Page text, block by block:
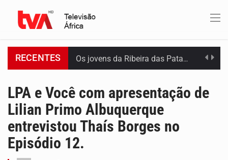
RECENTES
LPA e Você com apresentação de
Lilian Primo Albuquerque
entrevistou Thaís Borges no
Episódio 12.